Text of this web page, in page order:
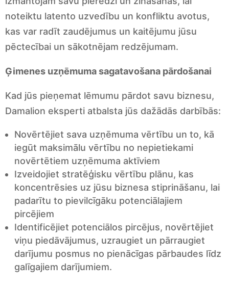
noteiktu latento uzvedību un konfliktu avotus,
kas var radīt zaudējumus un kaitējumu jūsu
pēctecībai un sākotnējam redzējumam.
Ģimenes uzņēmuma sagatavošana pārdošanai
Kad jūs pieņemat lēmumu pārdot savu biznesu,
Damalion eksperti atbalsta jūs dažādās darbībās:
Novērtējiet sava uzņēmuma vērtību un to, kā
iegūt maksimālu vērtību no nepietiekami
novērtētiem uzņēmuma aktīviem
Izveidojiet stratēģisku vērtību plānu, kas
koncentrēsies uz jūsu biznesa stiprināšanu, lai
padarītu to pievilcīgāku potenciālajiem
pircējiem
Identificējiet potenciālos pircējus, novērtējiet
viņu piedāvājumus, uzraugiet un pārraugiet
darījumu posmus no pienācīgas pārbaudes līdz
galīgajiem darījumiem.